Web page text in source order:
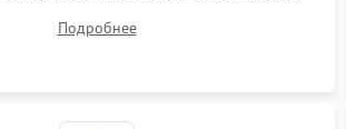
насосу, ТЭНу и сливной помпе.
Подробнее